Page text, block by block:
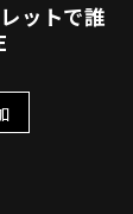
ットで誰